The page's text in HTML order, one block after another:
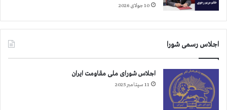
10 جولای 2026
اجلاس رسمی شورا
اجلاس شورای ملی مقاومت ایران
11 سپتامبر 2025